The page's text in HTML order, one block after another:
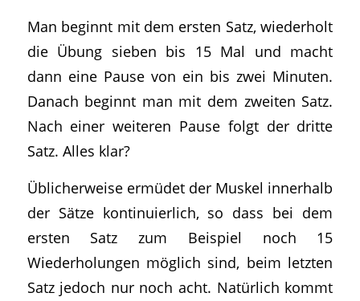
Man beginnt mit dem ersten Satz, wiederholt
die Übung sieben bis 15 Mal und macht
dann eine Pause von ein bis zwei Minuten.
Danach beginnt man mit dem zweiten Satz.
Nach einer weiteren Pause folgt der dritte
Satz. Alles klar?
Üblicherweise ermüdet der Muskel innerhalb
der Sätze kontinuierlich, so dass bei dem
ersten Satz zum Beispiel noch 15
Wiederholungen möglich sind, beim letzten
Satz jedoch nur noch acht. Natürlich kommt